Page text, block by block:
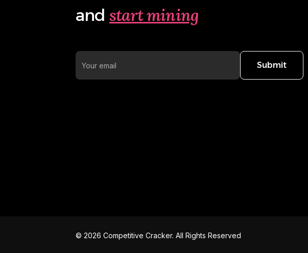
and start mining
Submit
© 2026 Competitive Cracker. All Rights Reserved